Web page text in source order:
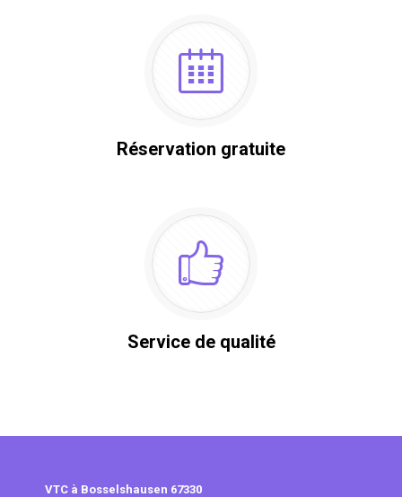
Réservation gratuite
Service de qualité
VTC à Bosselshausen 67330